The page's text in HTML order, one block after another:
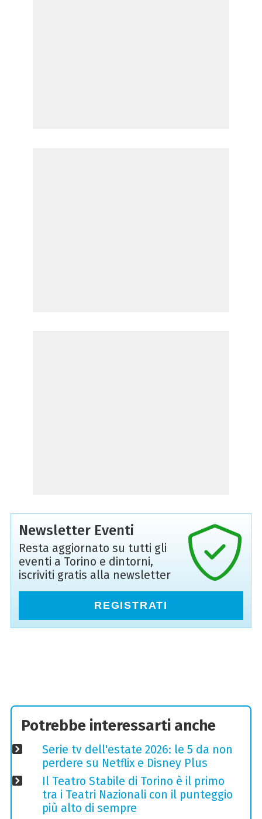
Newsletter Eventi
Resta aggiornato su tutti gli
eventi a Torino e dintorni,
iscriviti gratis alla newsletter
REGISTRATI
Potrebbe interessarti anche
Serie tv dell'estate 2026: le 5 da non
perdere su Netflix e Disney Plus
Il Teatro Stabile di Torino è il primo
tra i Teatri Nazionali con il punteggio
più alto di sempre